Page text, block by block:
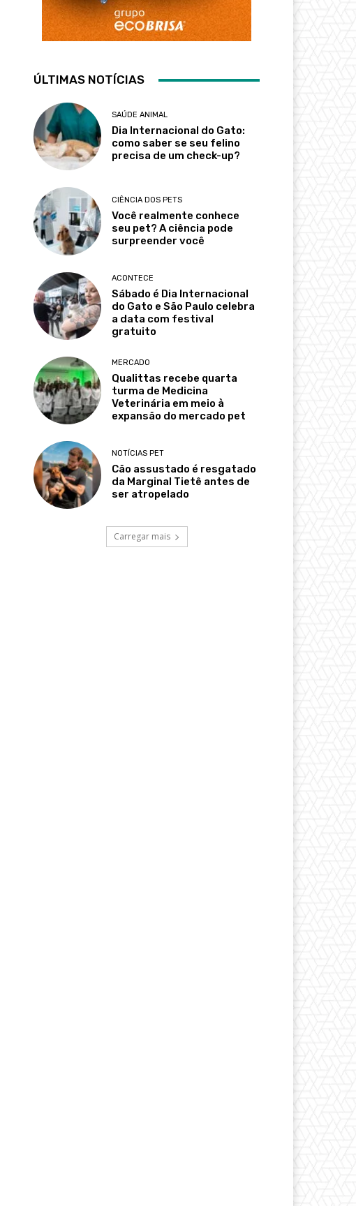
ÚLTIMAS NOTÍCIAS
SAÚDE ANIMAL
Dia Internacional do Gato:
como saber se seu felino
precisa de um check-up?
CIÊNCIA DOS PETS
Você realmente conhece
seu pet? A ciência pode
surpreender você
ACONTECE
Sábado é Dia Internacional
do Gato e São Paulo celebra
a data com festival
gratuito
MERCADO
Qualittas recebe quarta
turma de Medicina
Veterinária em meio à
expansão do mercado pet
NOTÍCIAS PET
Cão assustado é resgatado
da Marginal Tietê antes de
ser atropelado
Carregar mais